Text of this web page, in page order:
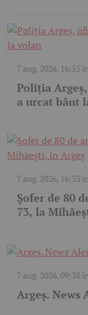
7 aug. 2026, 16:55
Poliția
a urcat băut
7 aug. 2026, 16:33
Șofer de 80
73, la
7 aug. 2026, 09:38
Argeş. News